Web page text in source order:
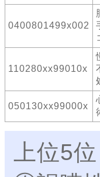
0400801499x002
110280xx99010x
050130xx99000x
上位5